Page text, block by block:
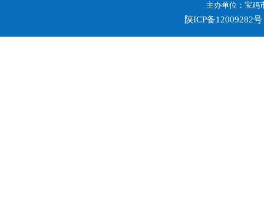
主办单位：宝鸡
陕ICP备12009282号